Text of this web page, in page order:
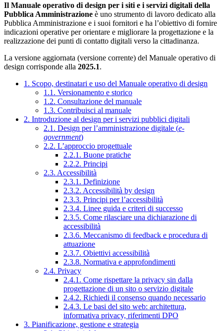
Il Manuale operativo di design per i siti e i servizi digitali della
Pubblica Amministrazione è uno strumento di lavoro dedicato alla
Pubblica Amministrazione e i suoi fornitori e ha l’obiettivo di fornire
indicazioni operative per orientare e migliorare la progettazione e la
realizzazione dei punti di contatto digitali verso la cittadinanza.
La versione aggiornata (versione corrente) del Manuale operativo di
design corrisponde alla 2025.1.
1. Scopo, destinatari e uso del Manuale operativo di design
1.1. Versionamento e storico
1.2. Consultazione del manuale
1.3. Contribuisci al manuale
2. Introduzione al design per i servizi pubblici digitali
2.1. Design per l’amministrazione digitale (e-
government)
2.2. L’approccio progettuale
2.2.1. Buone pratiche
2.2.2. Principi
2.3. Accessibilità
2.3.1. Definizione
2.3.2. Accessibilità by design
2.3.3. Principi per l’accessibilità
2.3.4. Linee guida e criteri di successo
2.3.5. Come rilasciare una dichiarazione di
accessibilità
2.3.6. Meccanismo di feedback e procedura di
attuazione
2.3.7. Obiettivi accessibilità
2.3.8. Normativa e approfondimenti
2.4. Privacy
2.4.1. Come rispettare la privacy sin dalla
progettazione di un sito o servizio digitale
2.4.2. Richiedi il consenso quando necessario
2.4.3. Le basi del sito web: architettura,
informativa privacy, riferimenti DPO
3. Pianificazione, gestione e strategia